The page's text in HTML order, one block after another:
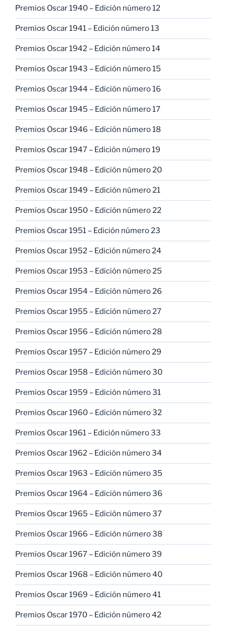
Premios Oscar 1940 – Edición número 12
Premios Oscar 1941 – Edición número 13
Premios Oscar 1942 – Edición número 14
Premios Oscar 1943 – Edición número 15
Premios Oscar 1944 – Edición número 16
Premios Oscar 1945 – Edición número 17
Premios Oscar 1946 – Edición número 18
Premios Oscar 1947 – Edición número 19
Premios Oscar 1948 – Edición número 20
Premios Oscar 1949 – Edición número 21
Premios Oscar 1950 – Edición número 22
Premios Oscar 1951 – Edición número 23
Premios Oscar 1952 – Edición número 24
Premios Oscar 1953 – Edición número 25
Premios Oscar 1954 – Edición número 26
Premios Oscar 1955 – Edición número 27
Premios Oscar 1956 – Edición número 28
Premios Oscar 1957 – Edición número 29
Premios Oscar 1958 – Edición número 30
Premios Oscar 1959 – Edición número 31
Premios Oscar 1960 – Edición número 32
Premios Oscar 1961 – Edición número 33
Premios Oscar 1962 – Edición número 34
Premios Oscar 1963 – Edición número 35
Premios Oscar 1964 – Edición número 36
Premios Oscar 1965 – Edición número 37
Premios Oscar 1966 – Edición número 38
Premios Oscar 1967 – Edición número 39
Premios Oscar 1968 – Edición número 40
Premios Oscar 1969 – Edición número 41
Premios Oscar 1970 – Edición número 42